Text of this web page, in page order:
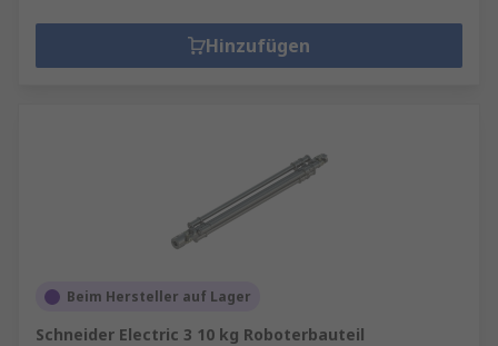
Hinzufügen
Beim Hersteller auf Lager
Schneider Electric 3 10 kg Roboterbauteil